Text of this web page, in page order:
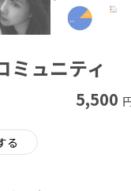
ミュニティ
5,500
る